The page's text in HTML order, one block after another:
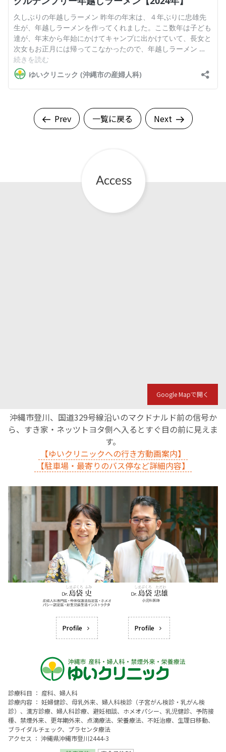
Prev 一覧に戻る Next
Google Mapで開く
沖縄市登川、国道329号線沿いのマクドナルド前の信号か
ら、すき家・ネッツトヨタ側へ入るとすぐ目の前に見えま
す。
【ゆいクリニックへの行き方動画案内】
【駐車場・最寄りのバス停など詳細内容】
Profile Profile
診療科目 ： 産科、婦人科
診療内容 ： 妊婦健診、母乳外来、婦人科検診（子宮がん検診・乳がん検
診）、漢方診療、婦人科診療、避妊相談、ホメオパシー、乳児健診、予防接
種、禁煙外来、更年期外来、点滴療法、栄養療法、不妊治療、生理日移動、
ブライダルチェック、プラセンタ療法
アクセス ： 沖縄県沖縄市登川2444-3